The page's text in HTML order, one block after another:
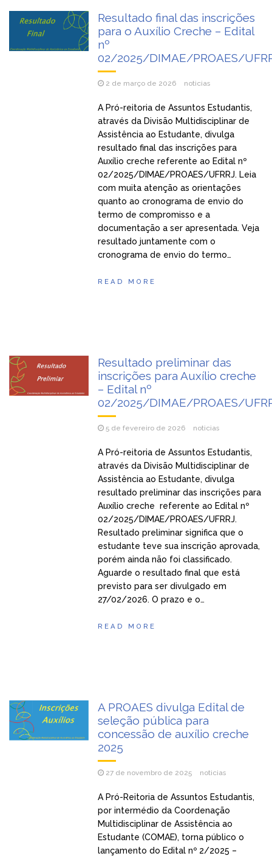
Resultado final das inscrições
para o Auxílio Creche – Edital
nº
02/2025/DIMAE/PROAES/
2 de março de 2026 noticias
A Pró-reitoria de Assuntos Estudantis,
através da Divisão Multidisciplinar de
Assistência ao Estudante, divulga
resultado final das inscrições para
Auxílio creche referente ao Edital nº
02/2025/DIMAE/PROAES/UFRRJ. Leia
com muita atenção as orientações
quanto ao cronograma de envio do
termo de compromisso e a
documentação a ser apresentada. Veja
resultado juntamente com o
cronograma de envio do termo…
READ MORE
Resultado preliminar das
inscrições para Auxílio creche
– Edital nº
02/2025/DIMAE/PROAES/
5 de fevereiro de 2026 noticias
A Pró-reitoria de Assuntos Estudantis,
através da Divisão Multidisciplinar de
Assistência ao Estudante, divulga
resultado preliminar das inscrições para
Auxílio creche referente ao Edital nº
02/2025/DIMAE/PROAES/UFRRJ.
Resultado preliminar significa que o
estudante teve sua inscrição aprovada,
porém ainda não foi classificado.
Aguarde o resultado final que está
previsto para ser divulgado em
27/02/2026. O prazo e o…
READ MORE
A PROAES divulga Edital de
seleção pública para
concessão de auxílio creche
2025
27 de novembro de 2025 noticias
A Pró-Reitoria de Assuntos Estudantis,
por intermédio da Coordenação
Multidisciplinar de Assistência ao
Estudante (COMAE), torna público o
lançamento do Edital nº 2/2025 –